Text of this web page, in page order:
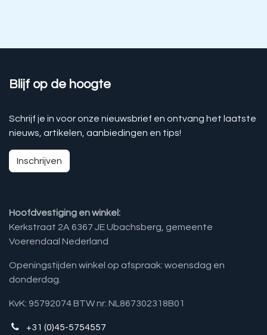
Blijf op de hoogte
Schrijf je in voor onze nieuwsbrief en ontvang het laatste
nieuws, artikelen, aanbiedingen en tips!
Inschrijven
Hoofdvestiging en winkel:
Kerkstraat 2A 6367 JE Ubachsberg, gemeente
Voerendaal Nederland
Openingstijden winkel op afspraak: woensdag en
donderdag.
KvK: 95792074 BTW nr: NL867302318B01
+31 (0)45-5754557